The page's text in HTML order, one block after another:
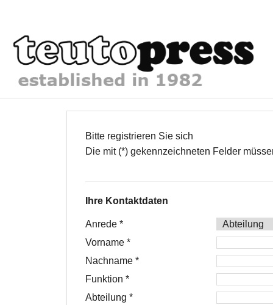
Bitte registrieren Sie sich
Die mit (*) gekennzeichneten Felder
Ihre Kontaktdaten
Anrede *
Vorname *
Nachname *
Funktion *
Abteilung *